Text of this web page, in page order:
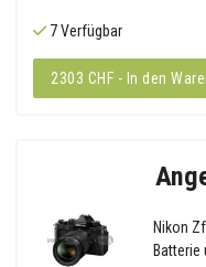
7 Verfügbar
2303 CHF - In den
Nikon
Batterie